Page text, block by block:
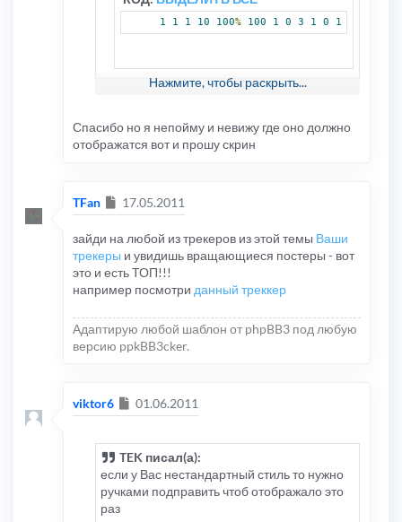
1 1 1 10 100% 100 1 0 3 1 0 1
выстави следующие значения:
КОД:ВЫДЕЛИТЬ ВСЁ
1 1 1 10 100% 100 1
где;
число 8отображать торренты только с
количеством сидеров не менее указанного
ставь 0 иначе - если нет сидеров
вообще - нет и отображения в топе!
не отображать топ, если
количество торрентов для отображения
меньше указанного числа(0 - без
ограничений),
Нажмите, чтобы раскрыть...
Спасибо но я непойму и невижу где оно должно
отображатся вот и прошу скрин
TFan Сообщение
17.05.2011
зайди на любой из трекеров из этой темы Ваши
трекеры и увидишь вращающиеся постеры - вот
это и есть ТОП!!!
например посмотри данный треккер
Адаптирую любой шаблон от phpBB3 под любую
версию ppkBB3cker.
viktor6 Сообщение
01.06.2011
TEK писал(а):
если у Вас нестандартный стиль то нужно
ручками подправить чтоб отображало это
раз